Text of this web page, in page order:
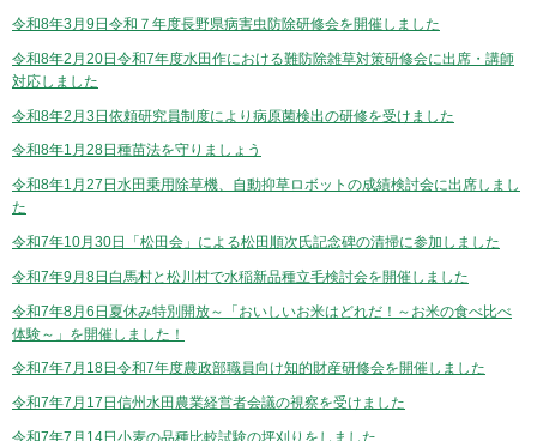
令和8年3月9日令和７年度長野県病害虫防除研修会を開催しました
令和8年2月20日令和7年度水田作における難防除雑草対策研修会に出席・講師
対応しました
令和8年2月3日依頼研究員制度により病原菌検出の研修を受けました
令和8年1月28日種苗法を守りましょう
令和8年1月27日水田乗用除草機、自動抑草ロボットの成績検討会に出席しまし
た
令和7年10月30日「松田会」による松田順次氏記念碑の清掃に参加しました
令和7年9月8日白馬村と松川村で水稲新品種立毛検討会を開催しました
令和7年8月6日夏休み特別開放～「おいしいお米はどれだ！～お米の食べ比べ
体験～」を開催しました！
令和7年7月18日令和7年度農政部職員向け知的財産研修会を開催しました
令和7年7月17日信州水田農業経営者会議の視察を受けました
令和7年7月14日小麦の品種比較試験の坪刈りをしました